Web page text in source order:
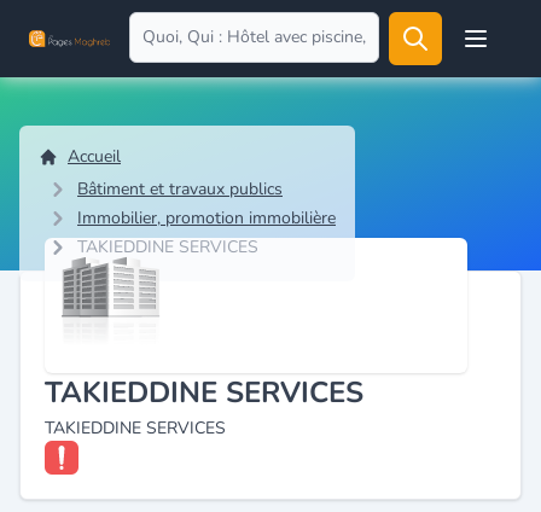
Open
Accueil
Bâtiment et travaux publics
Immobilier, promotion immobilière
TAKIEDDINE SERVICES
TAKIEDDINE SERVICES
TAKIEDDINE SERVICES